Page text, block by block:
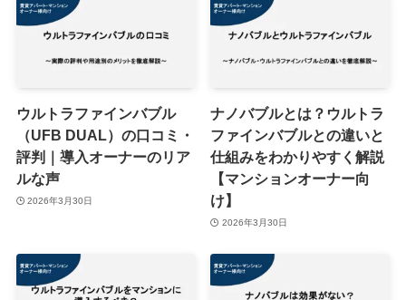
ウルトラファインバブル
（UFB DUAL）の口コミ・
評判｜導入オーナーのリア
ルな声
2026年3月30日
ナノバブルとは？ウルトラ
ファインバブルとの違いと
仕組みをわかりやすく解説
【マンションオーナー向
け】
2026年3月30日